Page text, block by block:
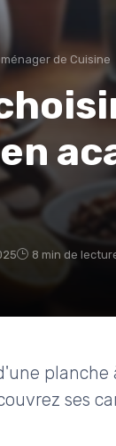
de Cuisine
8 min de
ses